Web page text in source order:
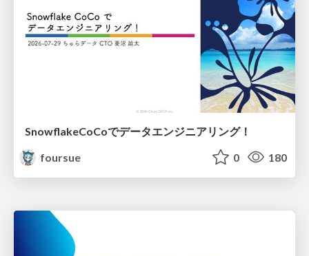
SnowflakeCoCoでデータエンジニアリング！
foursue
0 180